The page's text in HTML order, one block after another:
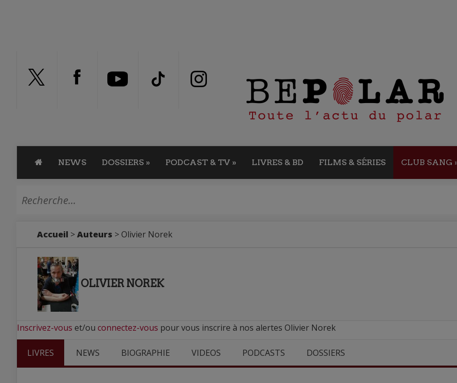
NEWS DOSSIERS » PODCAST & TV » LIVRES & BD FILMS & SÉRIES CLUB SANG
Accueil >Auteurs > Olivier Norek
OLIVIER NOREK
Inscrivez-vous et/ou connectez-vous pour vous inscrire à nos alertes Olivier Norek
LIVRES NEWS BIOGRAPHIE VIDEOS PODCASTS DOSSIERS